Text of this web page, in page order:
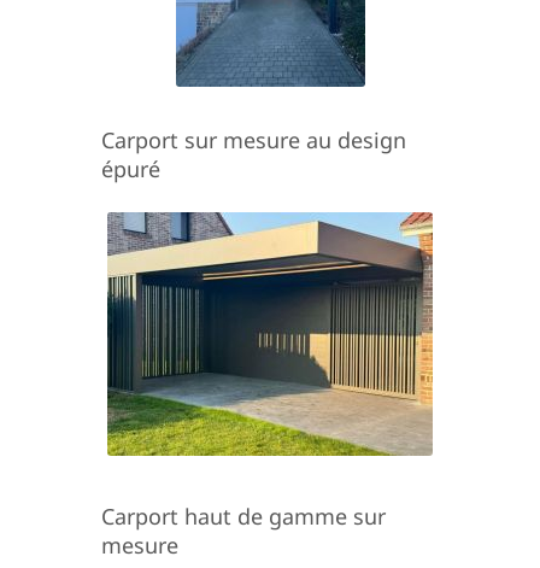
Carport sur mesure au design
épuré
Carport haut de gamme sur
mesure